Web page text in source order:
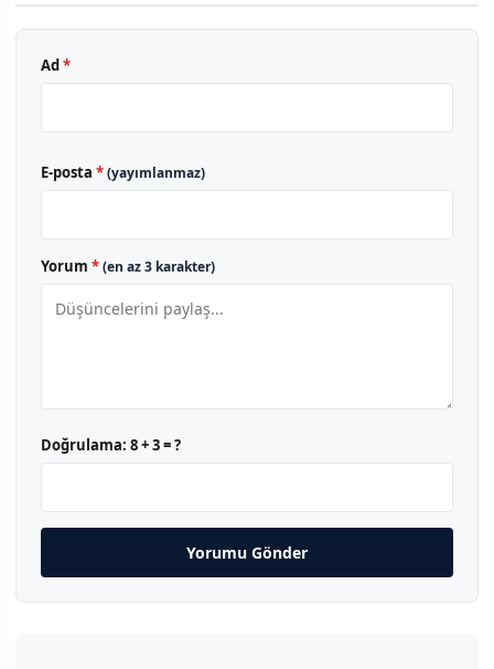
Ad*
E-posta *(yayımlanmaz)
Yorum *(en az 3 karakter)
Doğrulama: 8 + 3 = ?
Yorumu Gönder